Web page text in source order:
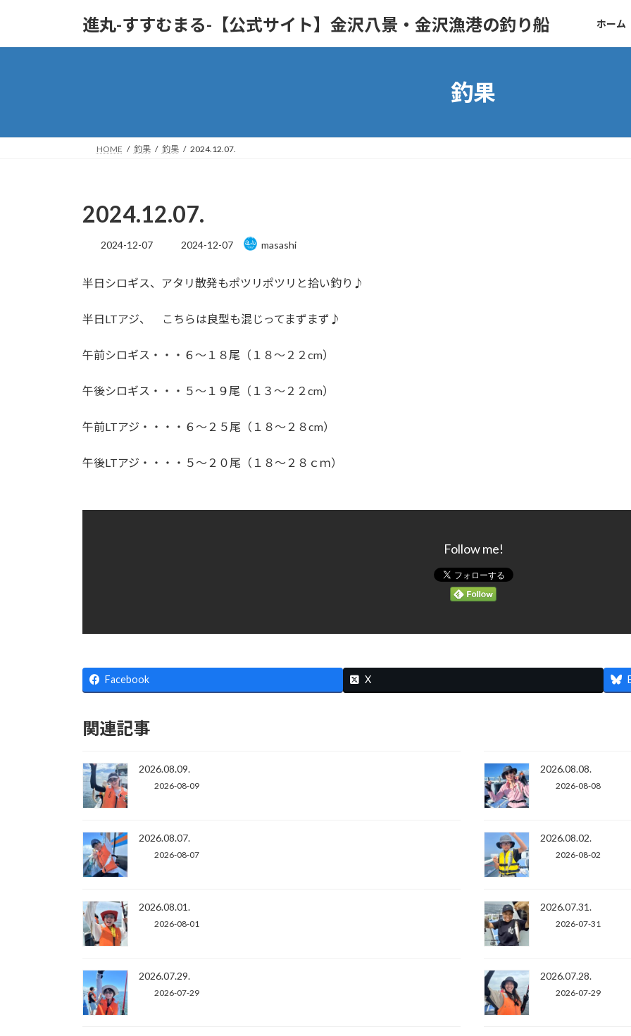
進丸-すすむまる-【公式サイト】金沢八景・金沢漁港の釣り船 ホーム
釣果
HOME 釣果 釣果 2024.12.07.
2024.12.07.
2024-12-07
最
新
時
:
2024-12-07 masashi
半日シロギス、アタリ散発もポツリポツリと拾い釣り♪
半日LTアジ、 こちらは良型も混じってまずまず♪
午前シロギス・・・６～１８尾（１８～２２cm）
午後シロギス・・・５～１９尾（１３～２２cm）
午前LTアジ・・・・６～２５尾（１８～２８cm）
午後LTアジ・・・・５～２０尾（１８～２８ｃｍ）
Follow me!
Facebook X
関連記事
2026.08.09.
2026-08-09
2026.08.08.
2026-08-08
2026.08.07.
2026-08-07
2026.08.02.
2026-08-02
2026.08.01.
2026-08-01
2026.07.31.
2026-07-31
2026.07.29.
2026-07-29
2026.07.28.
2026-07-29